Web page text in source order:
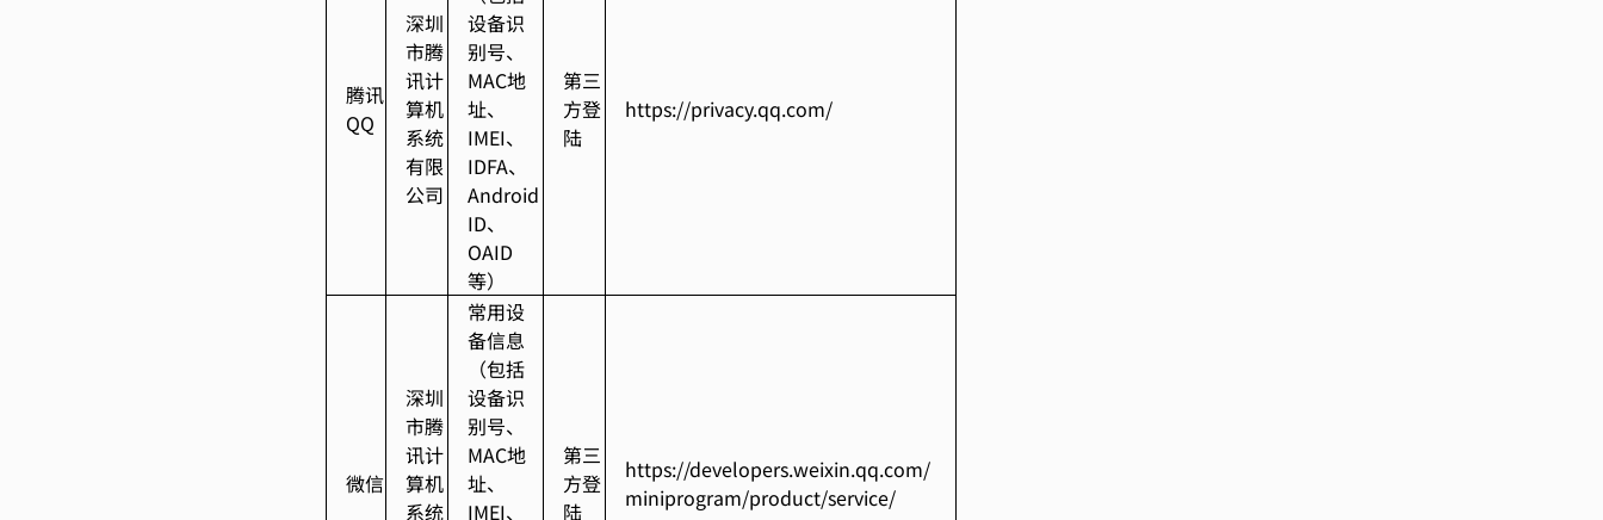
腾讯
QQ
深圳
市腾
讯计
算机
系统
有限
公司
设备识
别号、
MAC地
址、
IMEI、
IDFA、
Android
ID、
OAID
等）
第三
方登
陆
https://privacy.qq.com/
微信
深圳
市腾
讯计
算机
系统
常用设
备信息
（包括
设备识
别号、
MAC地
址、
IMEI、
第三
方登
陆
https://developers.weixin.qq.com/
miniprogram/product/service/